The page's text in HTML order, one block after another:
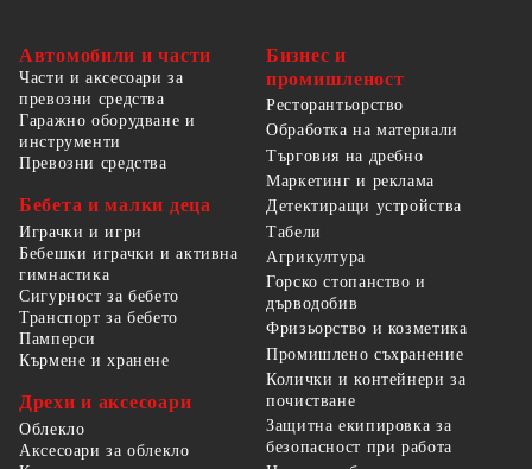
Автомобили и части
Части и аксесоари за
превозни средства
Гаражно оборудване и
инструменти
Превозни средства
Бебета и малки деца
Играчки и игри
Бебешки играчки и активна
гимнастика
Сигурност за бебето
Транспорт за бебето
Памперси
Кърмене и хранене
Дрехи и аксесоари
Облекло
Аксесоари за облекло
Бизнес и
промишленост
Ресторантьорство
Обработка на материали
Търговия на дребно
Маркетинг и реклама
Детектиращи устройства
Табели
Агрикултура
Горско стопанство и
дърводобив
Фризьорство и козметика
Промишлено съхранение
Колички и контейнери за
почистване
Защитна екипировка за
безопасност при работа